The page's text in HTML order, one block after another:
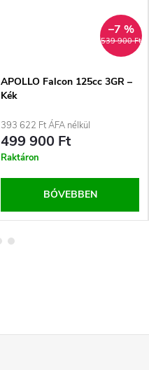
539 900 Ft
–7 %
APOLLO Falcon 125cc 3GR –
Kék
393 622 Ft ÁFA nélkül
499 900 Ft
Raktáron
BŐVEBBEN